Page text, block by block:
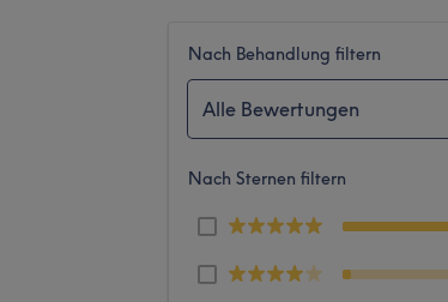
Nach Behandlung filtern
Alle Bewertungen
Nach Sternen filtern